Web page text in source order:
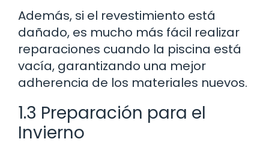
Además, si el revestimiento está
dañado, es mucho más fácil realizar
reparaciones cuando la piscina está
vacía, garantizando una mejor
adherencia de los materiales nuevos.
1.3 Preparación para el
Invierno